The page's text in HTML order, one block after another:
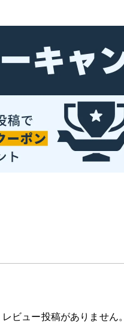
レビュー投稿がありません。